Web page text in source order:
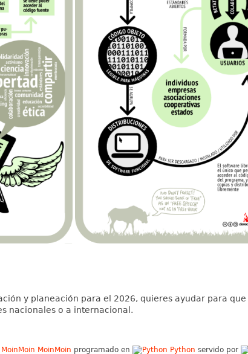
y planeación para el 2026, quieres ayudar para
nacionales o a internacional.
MoinMoin programado en Python servido por